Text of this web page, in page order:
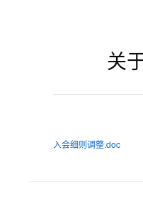
关
入会细则调整.doc